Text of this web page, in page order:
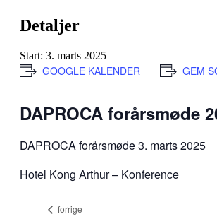
Detaljer
Start: 3. marts 2025
GOOGLE KALENDER GEM
DAPROCA forårsmøde
DAPROCA forårsmøde 3. marts 2025
Hotel Kong Arthur – Konference
forrige